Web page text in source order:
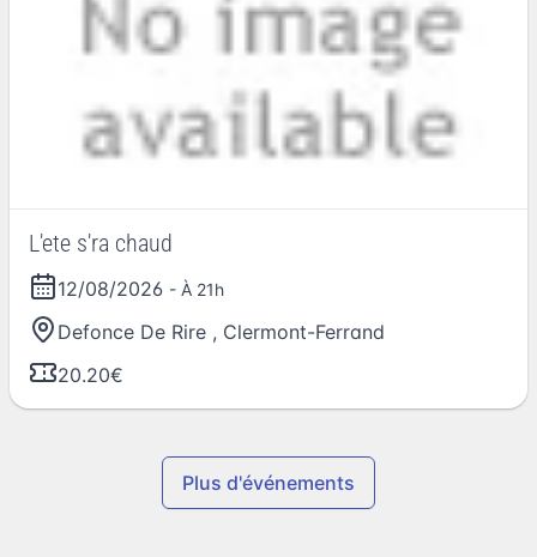
L'ete s'ra chaud
12/08/2026 - À 21h
Defonce De Rire , Clermont-Ferrand
20.20€
Plus d'événements